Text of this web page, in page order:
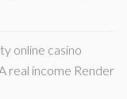
online casino
real income Render